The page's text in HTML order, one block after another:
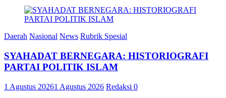
Daerah Nasional News Rubrik Spesial
SYAHADAT BERNEGARA: HISTORIOGRAFI
PARTAI POLITIK ISLAM
1 Agustus 20261 Agustus 2026 Redaksi 0